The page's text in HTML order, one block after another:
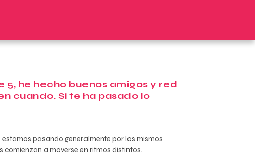
5, he hecho buenos amigos y red
cuando. Si te ha pasado lo
pasando generalmente por los mismos
comienzan a moverse en ritmos distintos.